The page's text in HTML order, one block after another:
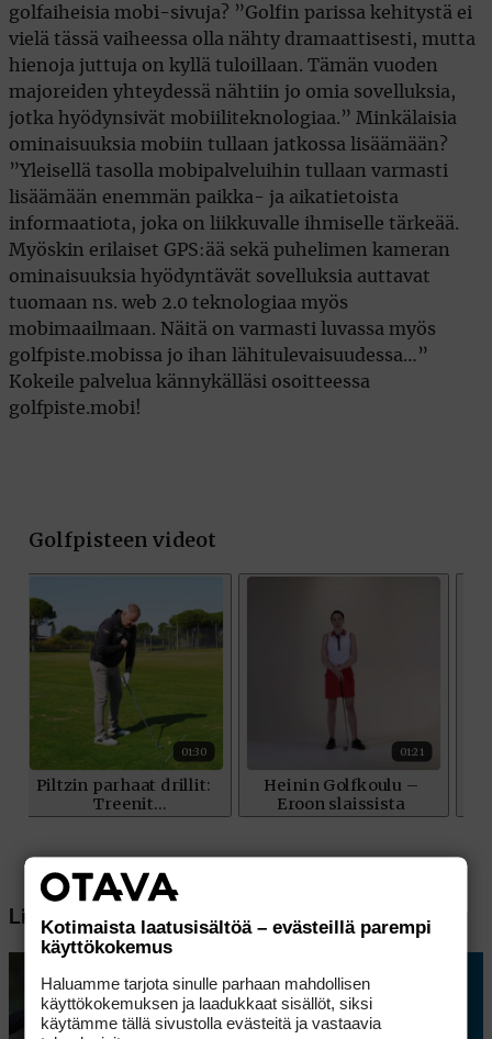
golfaiheisia mobi-sivuja? ”Golfin parissa kehitystä ei
vielä tässä vaiheessa olla nähty dramaattisesti, mutta
hienoja juttuja on kyllä tuloillaan. Tämän vuoden
majoreiden yhteydessä nähtiin jo omia sovelluksia,
jotka hyödynsivät mobiiliteknologiaa.” Minkälaisia
ominaisuuksia mobiin tullaan jatkossa lisäämään?
”Yleisellä tasolla mobipalveluihin tullaan varmasti
lisäämään enemmän paikka- ja aikatietoista
informaatiota, joka on liikkuvalle ihmiselle tärkeää.
Myöskin erilaiset GPS:ää sekä puhelimen kameran
ominaisuuksia hyödyntävät sovelluksia auttavat
tuomaan ns. web 2.0 teknologiaa myös
mobimaailmaan. Näitä on varmasti luvassa myös
golfpiste.mobissa jo ihan lähitulevaisuudessa…”
Kokeile palvelua kännykälläsi osoitteessa
golfpiste.mobi!
Lisää aiheesta
Kotimaista laatusisältöä – evästeillä parempi
käyttökokemus
Haluamme tarjota sinulle parhaan mahdollisen
käyttökokemuksen ja laadukkaat sisällöt, siksi
käytämme tällä sivustolla evästeitä ja vastaavia